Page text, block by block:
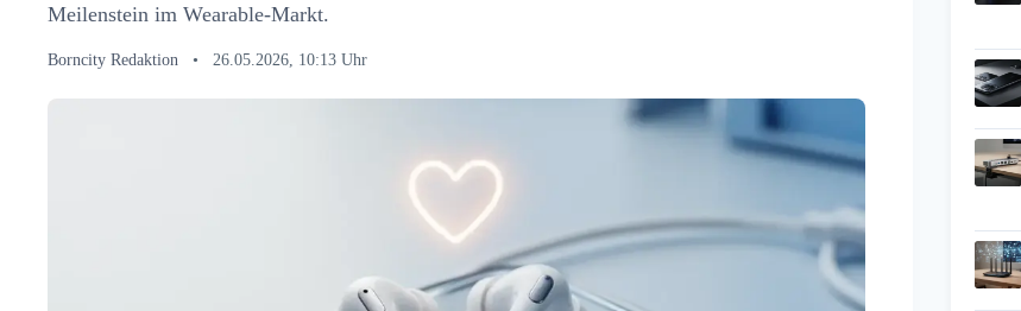
Meilenstein im Wearable-Markt.
Borncity Redaktion • 26.05.2026, 10:13 Uhr